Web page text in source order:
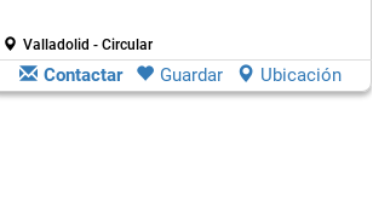
Valladolid - Circular
Contactar Guardar Ubicación